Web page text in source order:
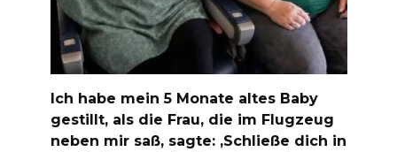
Ich habe mein 5 Monate altes Baby
gestillt, als die Frau, die im Flugzeug
neben mir saß, sagte: ‚Schließe dich in